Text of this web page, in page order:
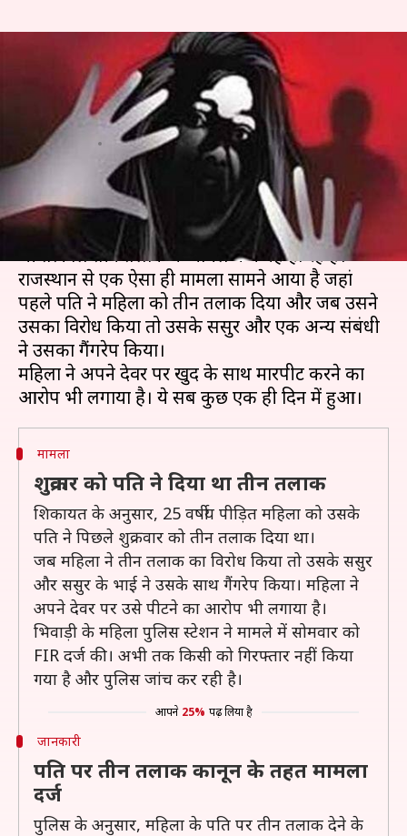
राजस्थान: पति ने महिला को दिया
तीन तलाक, विरोध करने पर ससुराल
वालों ने किया गैंगरेप
मुकुल तोमर Nov 28, 2019 04:01 pm
क्या है खबर?
तीन तलाक को लेकर संसद के कानून बनाने के बावजूद
भी तत्काल तीन तलाके के मामले कम नहीं हो रहे हैं।
राजस्थान से एक ऐसा ही मामला सामने आया है जहां
पहले पति ने महिला को तीन तलाक दिया और जब उसने
उसका विरोध किया तो उसके ससुर और एक अन्य संबंधी
ने उसका गैंगरेप किया।
महिला ने अपने देवर पर खुद के साथ मारपीट करने का
मामला
शुक्रवार को पति ने दिया था तीन तलाक
शिकायत के अनुसार, 25 वर्षीय पीड़ित महिला को उसके
पति ने पिछले शुक्रवार को तीन तलाक दिया था।
जब महिला ने तीन तलाक का विरोध किया तो उसके ससुर
और ससुर के भाई ने उसके साथ गैंगरेप किया। महिला ने
अपने देवर पर उसे पीटने का आरोप भी लगाया है।
भिवाड़ी के महिला पुलिस स्टेशन ने मामले में सोमवार को
FIR दर्ज की। अभी तक किसी को गिरफ्तार नहीं किया
गया है और पुलिस जांच कर रही है।
आपने 25% पढ़ लिया है
जानकारी
पति पर तीन तलाक कानून के तहत मामला
दर्ज
पुलिस के अनुसार, महिला के पति पर तीन तलाक देने के